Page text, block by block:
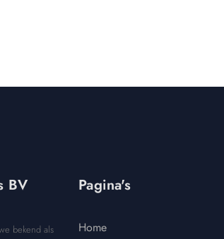
BV
bekend als
Pagina's
Home